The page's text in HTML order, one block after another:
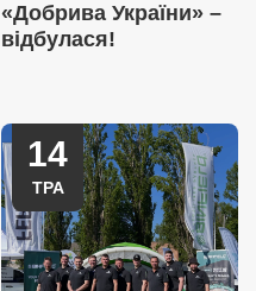
«Добрива України» –
відбулася!
14
ТРА